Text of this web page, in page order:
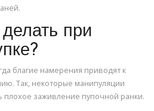
при
благие намерения приводят к
Так, некоторые манипуляции
плохое заживление пупочной ранки.